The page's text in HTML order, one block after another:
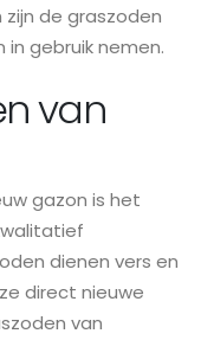
de graszoden
gebruik nemen.
van
gazon is het
dienen vers en
direct nieuwe
van